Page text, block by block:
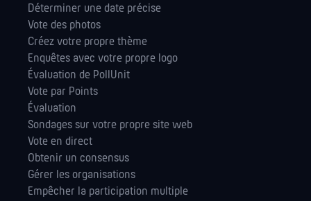
Déterminer une date précise
Vote des photos
Créez votre propre thème
Enquêtes avec votre propre logo
Évaluation de PollUnit
Vote par Points
Évaluation
Sondages sur votre propre site web
Vote en direct
Obtenir un consensus
Gérer les orga­nisations
Empêcher la participation multiple